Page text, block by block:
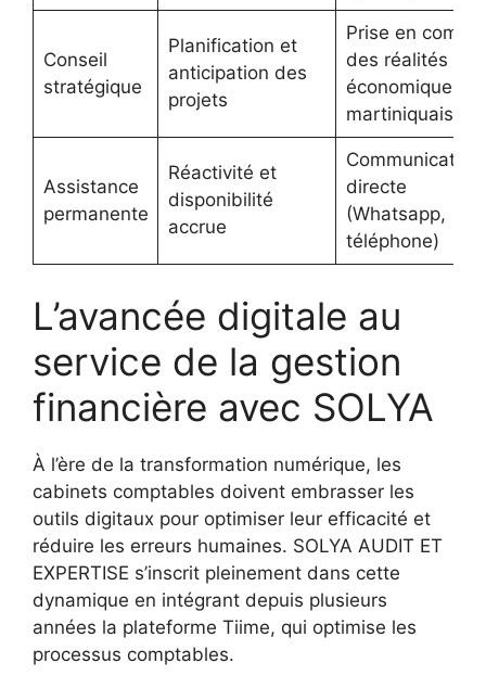
Conseil
stratégique
Planification et
anticipation des
projets
Prise en compte
des réalités
économiques
martiniquaises
Assistance
permanente
Réactivité et
disponibilité
accrue
Communication
directe
(Whatsapp,
téléphone)
L’avancée digitale au
service de la gestion
financière avec SOLYA
À l’ère de la transformation numérique, les
cabinets comptables doivent embrasser les
outils digitaux pour optimiser leur efficacité et
réduire les erreurs humaines. SOLYA AUDIT ET
EXPERTISE s’inscrit pleinement dans cette
dynamique en intégrant depuis plusieurs
années la plateforme Tiime, qui optimise les
processus comptables.